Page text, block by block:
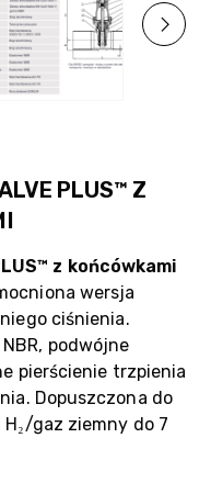
PLUS™ Z
z końcówkami
wersja
ciśnienia.
podwójne
pierścienie trzpienia
Dopuszczona do
gaz ziemny do 7